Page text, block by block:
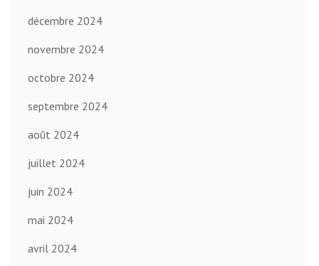
décembre 2024
novembre 2024
octobre 2024
septembre 2024
août 2024
juillet 2024
juin 2024
mai 2024
avril 2024